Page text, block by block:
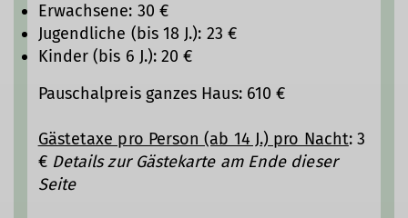
Erwachsene: 30 €
Jugendliche (bis 18 J.): 23 €
Kinder (bis 6 J.): 20 €
Pauschalpreis ganzes Haus: 610 €
Gästetaxe pro Person (ab 14 J.) pro Nacht: 3
€Details zur Gästekarte am Ende dieser
Seite